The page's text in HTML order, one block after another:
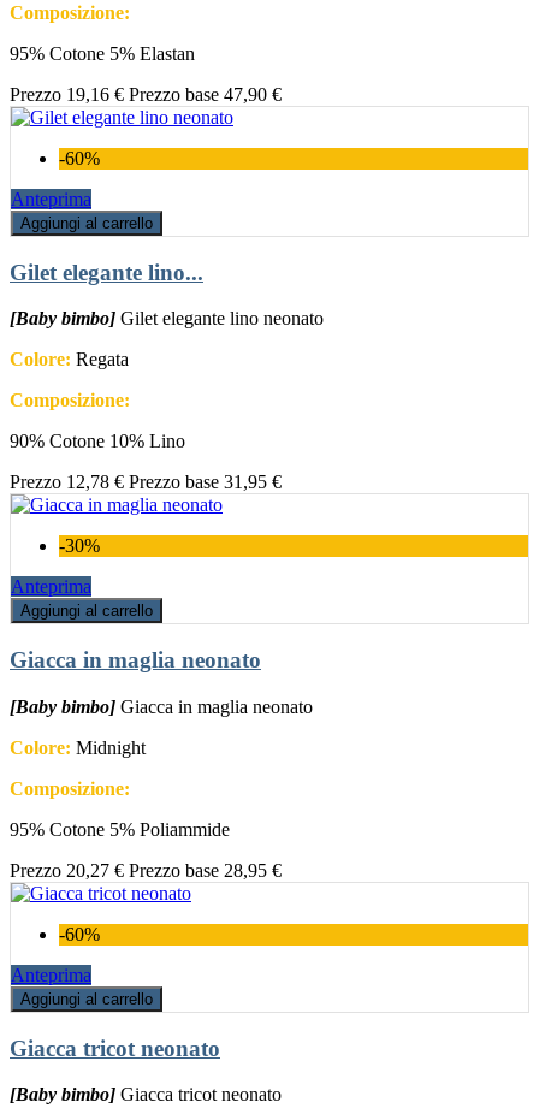
Composizione:
95% Cotone 5% Elastan
Prezzo 19,16 € Prezzo base 47,90 €
-60%
Anteprima
Aggiungi al carrello
Gilet elegante lino...
[Baby bimbo] Gilet elegante lino neonato
Colore: Regata
Composizione:
90% Cotone 10% Lino
Prezzo 12,78 € Prezzo base 31,95 €
-30%
Anteprima
Aggiungi al carrello
Giacca in maglia neonato
[Baby bimbo] Giacca in maglia neonato
Colore: Midnight
Composizione:
95% Cotone 5% Poliammide
Prezzo 20,27 € Prezzo base 28,95 €
-60%
Anteprima
Aggiungi al carrello
Giacca tricot neonato
[Baby bimbo] Giacca tricot neonato